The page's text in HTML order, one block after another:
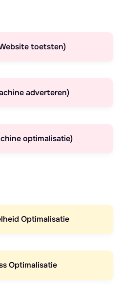
toetsten)
adverteren)
optimalisatie)
Optimalisatie
Optimalisatie